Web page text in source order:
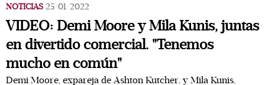
NOTICIAS 25/01/2022
VIDEO: Demi Moore y Mila Kunis, juntas
en divertido comercial. "Tenemos
mucho en común"
Demi Moore, expareja de Ashton Kutcher, y Mila Kunis,